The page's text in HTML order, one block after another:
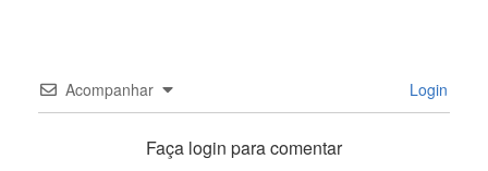
Acompanhar Login
Faça login para comentar